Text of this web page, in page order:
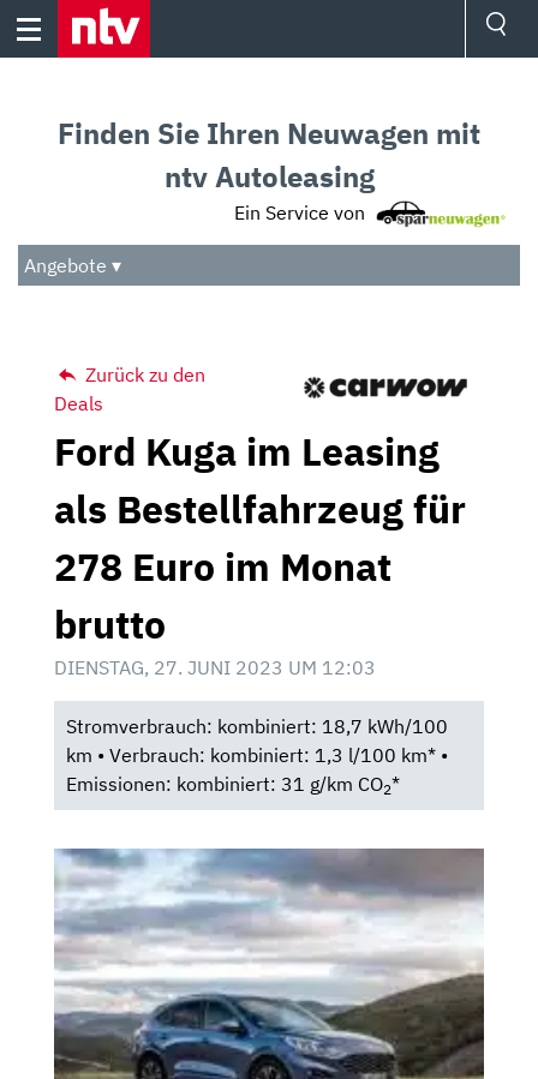
Skip
Audio
Das Beste
Finden Sie Ihren Neuwagen mit
ntv Autoleasing
Ein Service von
Angebote ▾
Zurück zu den
Deals
Ford Kuga im Leasing
als Bestellfahrzeug für
278 Euro im Monat
brutto
DIENSTAG, 27. JUNI 2023 UM 12:03
Stromverbrauch: kombiniert: 18,7 kWh/100
km • Verbrauch: kombiniert: 1,3 l/100 km* •
Emissionen: kombiniert: 31 g/km CO2*